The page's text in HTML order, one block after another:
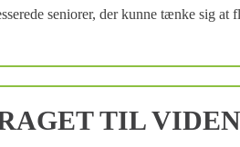
seniorer, der kunne tænke sig
TIL